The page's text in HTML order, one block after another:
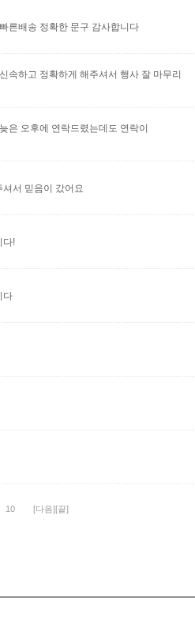
빠른배송 정확한 문구 감사합니다
신속하고 정확하게 해주셔서 행사 잘 마무리
늦은 오후에 연락드렸는데도 연락이
서 믿음이 갔어요
다!
다
10 [다음][끝]